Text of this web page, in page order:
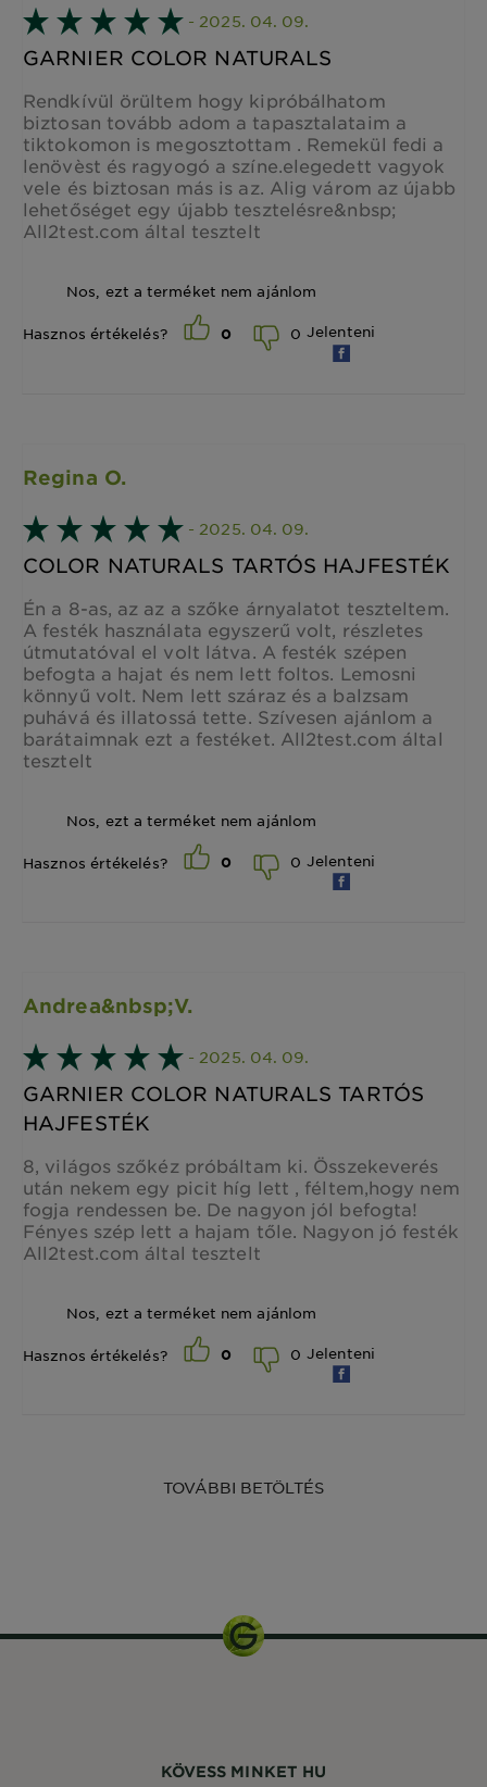
- 2025. 04. 09.
GARNIER COLOR NATURALS
Rendkívül örültem hogy kipróbálhatom
biztosan tovább adom a tapasztalataim a
tiktokomon is megosztottam . Remekül fedi a
lenövèst és ragyogó a színe.elegedett vagyok
vele és biztosan más is az. Alig várom az újabb
lehetőséget egy újabb tesztelésre&nbsp;
All2test.com által tesztelt
Nos, ezt a terméket nem ajánlom
Hasznos értékelés? 0 0 Jelenteni
Regina O.
- 2025. 04. 09.
COLOR NATURALS TARTÓS HAJFESTÉK
Én a 8-as, az az a szőke árnyalatot teszteltem.
A festék használata egyszerű volt, részletes
útmutatóval el volt látva. A festék szépen
befogta a hajat és nem lett foltos. Lemosni
könnyű volt. Nem lett száraz és a balzsam
puhává és illatossá tette. Szívesen ajánlom a
barátaimnak ezt a festéket. All2test.com által
tesztelt
Nos, ezt a terméket nem ajánlom
Hasznos értékelés? 0 0 Jelenteni
Andrea&nbsp;V.
- 2025. 04. 09.
GARNIER COLOR NATURALS TARTÓS
HAJFESTÉK
8, világos szőkéz próbáltam ki. Összekeverés
után nekem egy picit híg lett , féltem,hogy nem
fogja rendessen be. De nagyon jól befogta!
Fényes szép lett a hajam tőle. Nagyon jó festék
All2test.com által tesztelt
Nos, ezt a terméket nem ajánlom
Hasznos értékelés? 0 0 Jelenteni
TOVÁBBI BETÖLTÉS
KÖVESS MINKET HU